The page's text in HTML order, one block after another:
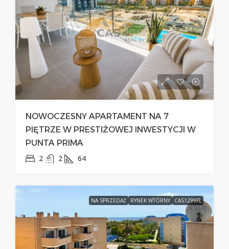
NOWOCZESNY APARTAMENT NA 7
PIĘTRZE W PRESTIŻOWEJ INWESTYCJI W
PUNTA PRIMA
2
2 64
NA SPRZEDAŻ RYNEK WTÓRNY CAS1299FL